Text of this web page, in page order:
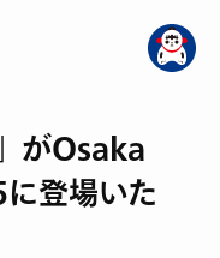
がOsaka
登場いた